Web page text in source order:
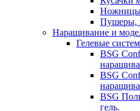
Пушеры,
Наращивание и
Гелевые
BSG
BSG
BSG
гель.